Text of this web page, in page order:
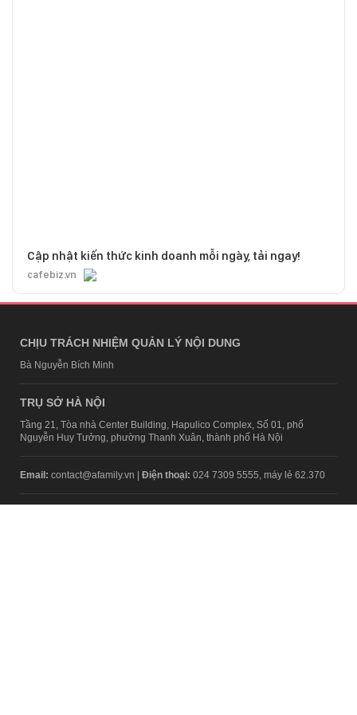
Cập nhật kiến thức kinh doanh mỗi ngày, tải ngay!
cafebiz.vn
CHỊU TRÁCH NHIỆM QUẢN LÝ NỘI DUNG
Bà Nguyễn Bích Minh
TRỤ SỞ HÀ NỘI
Tầng 21, Tòa nhà Center Building, Hapulico Complex, Số 01, phố
Nguyễn Huy Tưởng, phường Thanh Xuân, thành phố Hà Nội
Email: contact@afamily.vn | Điện thoại: 024 7309 5555, máy lẻ 62.370